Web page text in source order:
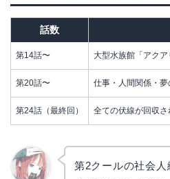
話数
第14話〜 大型水族館「アク
第20話〜 仕事・人間関係・
第24話（最終回） 全ての伏線が回収
第2クールの社会人